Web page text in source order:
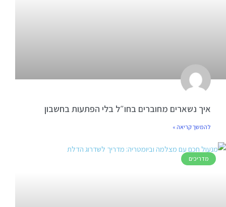
איך נשארים מחוברים בחו״ל בלי הפתעות בחשבון
להמשך קריאה »
מדריכים